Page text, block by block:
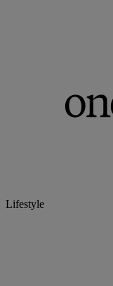
Lifestyle